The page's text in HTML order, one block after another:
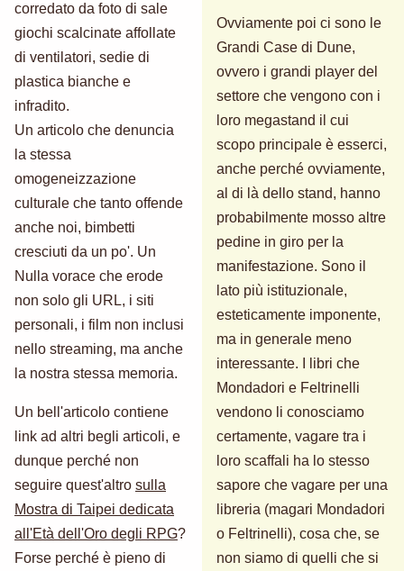
corredato da foto di sale
giochi scalcinate affollate
di ventilatori, sedie di
plastica bianche e
infradito.
Un articolo che denuncia
la stessa
omogeneizzazione
culturale che tanto offende
anche noi, bimbetti
cresciuti da un po'. Un
Nulla vorace che erode
non solo gli URL, i siti
personali, i film non inclusi
nello streaming, ma anche
la nostra stessa memoria.
Un bell'articolo contiene
link ad altri begli articoli, e
dunque perché non
seguire quest'altro sulla
Mostra di Taipei dedicata
all'Età dell'Oro degli RPG?
Forse perché è pieno di
Ovviamente poi ci sono le
Grandi Case di Dune,
ovvero i grandi player del
settore che vengono con i
loro megastand il cui
scopo principale è esserci,
anche perché ovviamente,
al di là dello stand, hanno
probabilmente mosso altre
pedine in giro per la
manifestazione. Sono il
lato più istituzionale,
esteticamente imponente,
ma in generale meno
interessante. I libri che
Mondadori e Feltrinelli
vendono li conosciamo
certamente, vagare tra i
loro scaffali ha lo stesso
sapore che vagare per una
libreria (magari Mondadori
o Feltrinelli), cosa che, se
non siamo di quelli che si